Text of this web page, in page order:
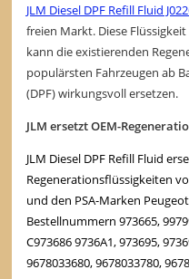
JLM Diesel DPF Refill Fluid
freien Markt. Diese
kann die existierenden
populärsten Fahrzeugen ab
(DPF) wirkungsvoll ersetzen.
JLM ersetzt OEM-
JLM Diesel DPF Refill Fluid
Regenerationsflüssigkeiten
und den PSA-Marken
Bestellnummern 973665,
C973686 9736A1, 973695,
9678033680, 9678033780,